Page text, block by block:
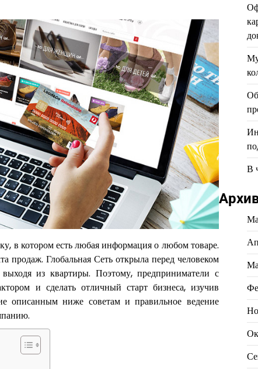
в котором есть любая информация о любом товаре.
продаж. Глобальная Сеть открыла перед человеком
из квартиры. Поэтому, предприниматели с
и сделать отличный старт бизнеса, изучив
описанным ниже советам и правильное ведение
В